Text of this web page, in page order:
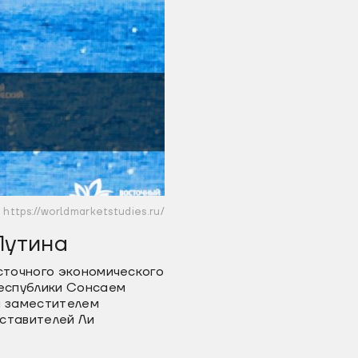
https://worldmarketstudies.ru/
экономического
Сонсаем
Ли